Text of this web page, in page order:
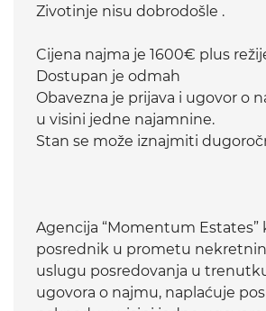
Zivotinje nisu dobrodošle .
Cijena najma je 1600€ plus
Dostupan je odmah
Obavezna je prijava i ugovor o
u visini jedne najamnine.
Stan se može iznajmiti
Agencija “Momentum Estates”
posrednik u prometu
uslugu posredovanja u
ugovora o najmu, naplaćuje